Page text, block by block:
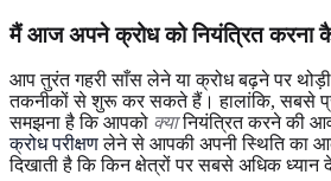
मैं आज अपने क्रोध को नियंत्रित
आप तुरंत गहरी साँस लेने या क्रोध बढ़ने पर
तकनीकों से शुरू कर सकते हैं। हालांकि, सबसे
समझना है कि आपको क्यानियंत्रित करने की
क्रोध परीक्षणलेने से आपकी अपनी स्थिति का
दिखाती है कि किन क्षेत्रों पर सबसे अधिक